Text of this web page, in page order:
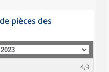
pièces des
4,9